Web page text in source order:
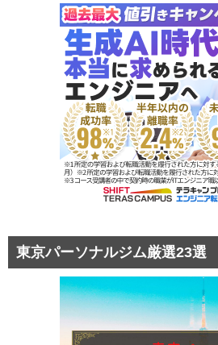
東京パーソナルジム厳選23選